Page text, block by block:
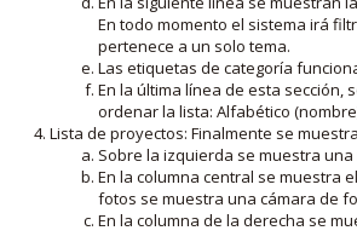
En todo momento el sistema irá
pertenece a un solo tema.
Las etiquetas de categoría
En la última línea de esta
ordenar la lista: Alfabético
Lista de proyectos: Finalmente se
Sobre la izquierda se muestra
En la columna central se muestra
fotos se muestra una cámara de
En la columna de la derecha se